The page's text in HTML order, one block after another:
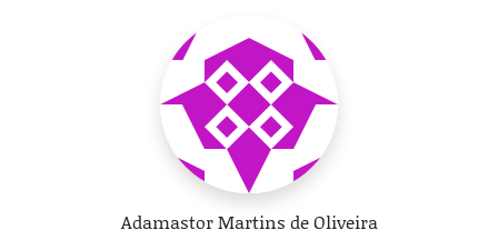
Adamastor Martins de Oliveira